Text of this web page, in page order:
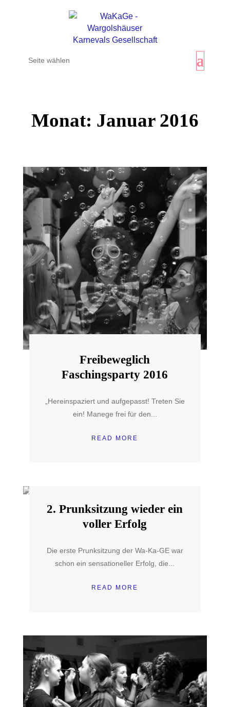
Seite wählen
Monat: Januar 2016
Freibeweglich
Faschingsparty 2016
„Hereinspaziert und aufgepasst! Treten Sie
ein! Manege frei für den...
READ MORE
2. Prunksitzung wieder ein
voller Erfolg
Die erste Prunksitzung der Wa-Ka-GE war
schon ein sensationeller Erfolg, die...
READ MORE